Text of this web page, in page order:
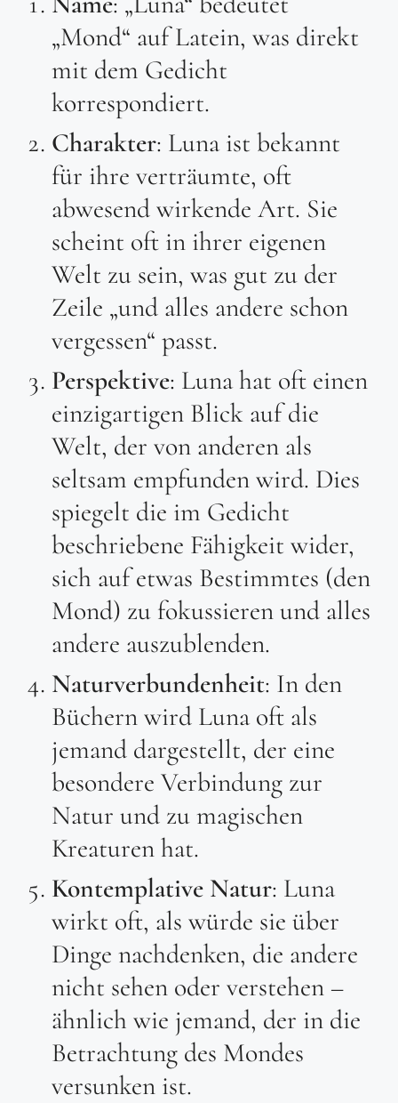
„Mond“ auf Latein, was direkt
mit dem Gedicht
korrespondiert.
Charakter: Luna ist bekannt
für ihre verträumte, oft
abwesend wirkende Art. Sie
scheint oft in ihrer eigenen
Welt zu sein, was gut zu der
Zeile „und alles andere schon
vergessen“ passt.
Perspektive: Luna hat oft einen
einzigartigen Blick auf die
Welt, der von anderen als
seltsam empfunden wird. Dies
spiegelt die im Gedicht
beschriebene Fähigkeit wider,
sich auf etwas Bestimmtes (den
Mond) zu fokussieren und alles
andere auszublenden.
Naturverbundenheit: In den
Büchern wird Luna oft als
jemand dargestellt, der eine
besondere Verbindung zur
Natur und zu magischen
Kreaturen hat.
Kontemplative Natur: Luna
wirkt oft, als würde sie über
Dinge nachdenken, die andere
nicht sehen oder verstehen –
ähnlich wie jemand, der in die
Betrachtung des Mondes
versunken ist.